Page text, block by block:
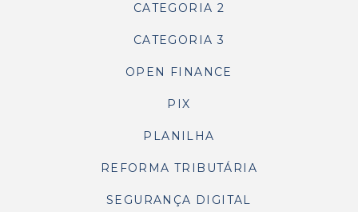
CATEGORIA 2
CATEGORIA 3
OPEN FINANCE
PIX
PLANILHA
REFORMA TRIBUTÁRIA
SEGURANÇA DIGITAL